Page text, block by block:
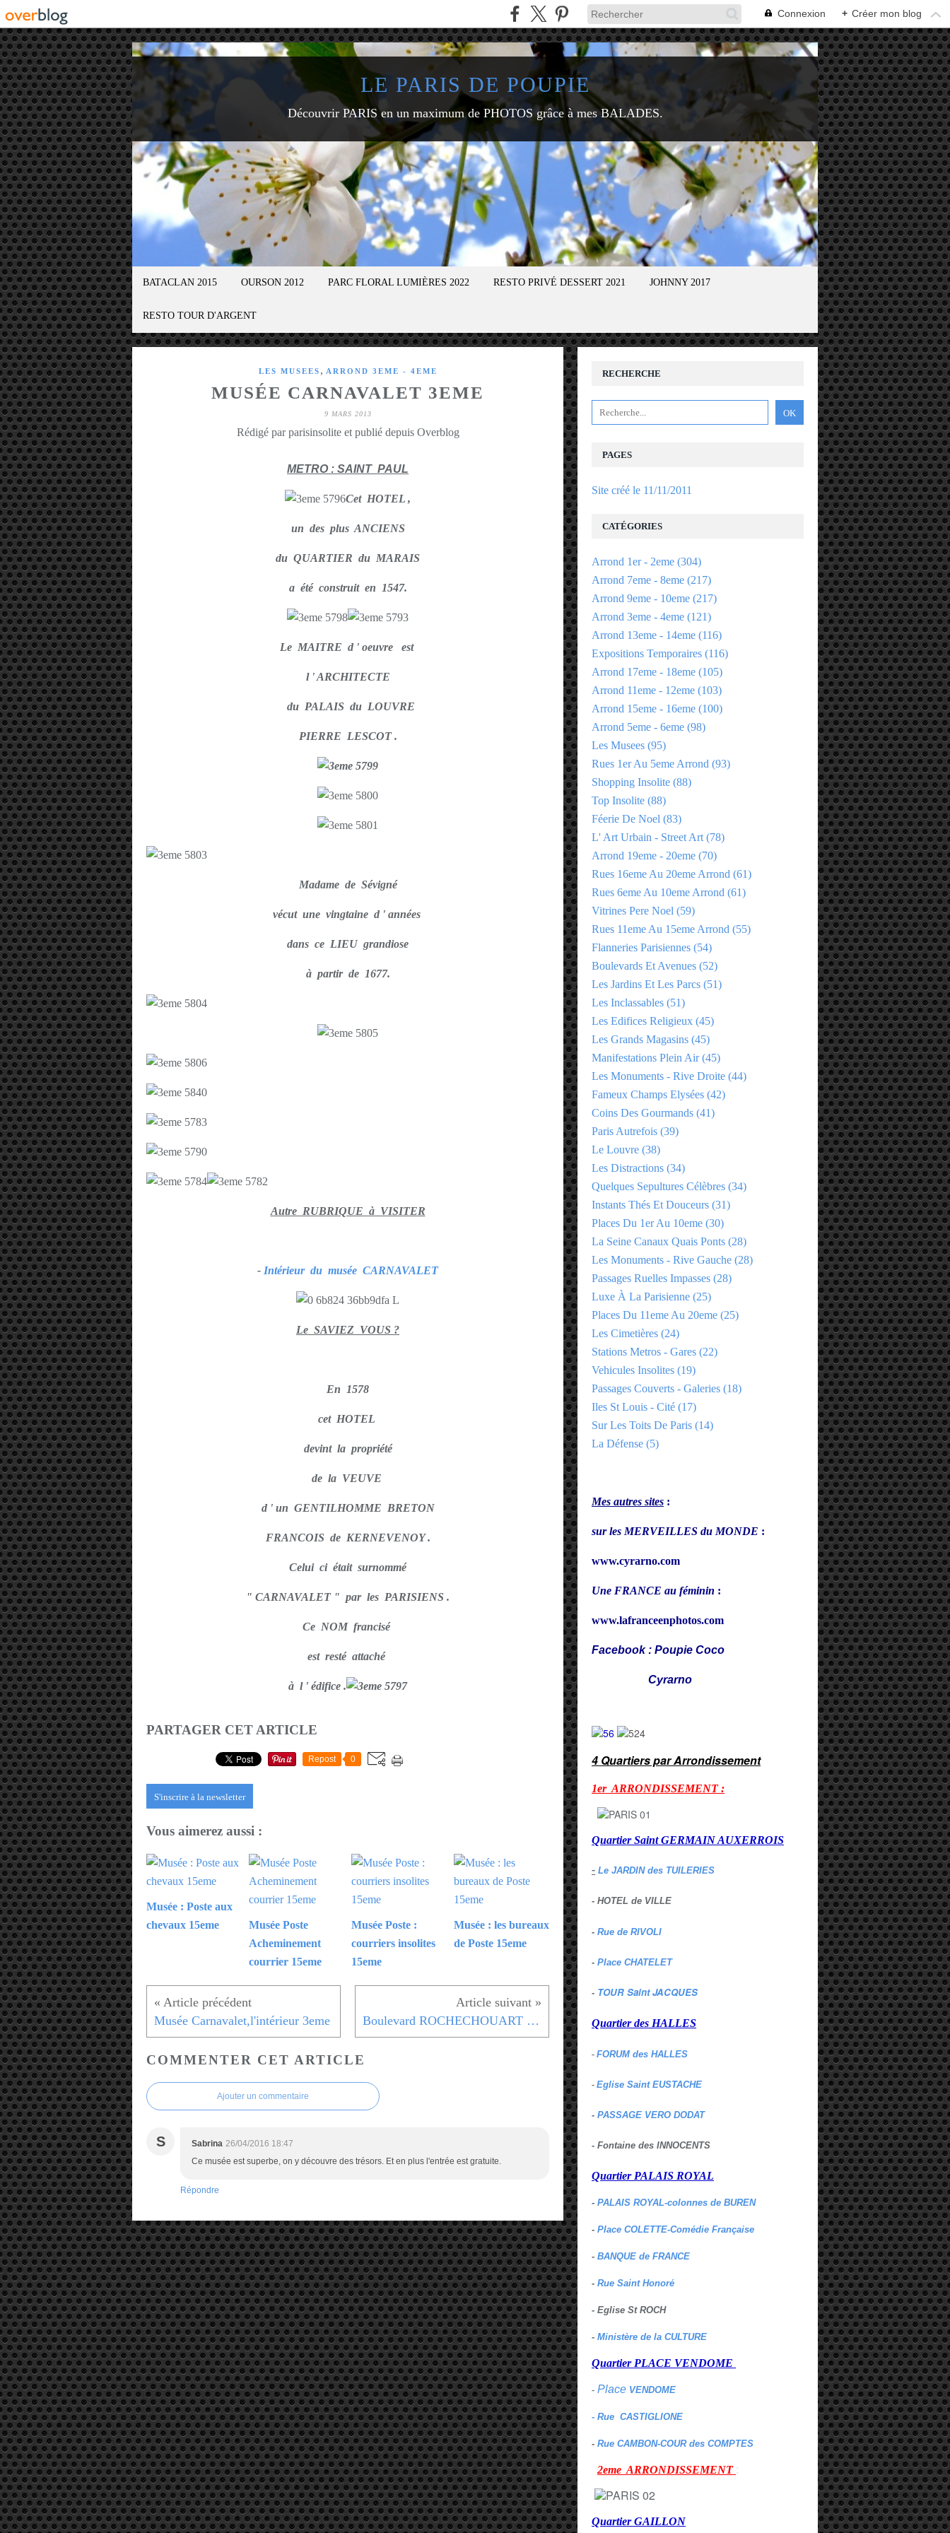
Connexion + Créer mon blog
LE PARIS DE POUPIE
Découvrir PARIS en un maximum de PHOTOS grâce à mes BALADES.
BATACLAN 2015 OURSON 2012 PARC FLORAL LUMIÈRES 2022 RESTO PRIVÉ DESSERT 2021 JOHNNY 2017
RESTO TOUR D'ARGENT
LES MUSEES , ARROND 3EME - 4EME
MUSÉE CARNAVALET 3EME
9 MARS 2013
Rédigé par parisinsolite et publié depuis Overblog
METRO : SAINT PAUL
Cet HOTEL ,
un des plus ANCIENS
du QUARTIER du MARAIS
a été construit en 1547.
Le MAITRE d ' oeuvre est
l ' ARCHITECTE
du PALAIS du LOUVRE
PIERRE LESCOT .
Madame de Sévigné
vécut une vingtaine d ' années
dans ce LIEU grandiose
à partir de 1677.
Autre RUBRIQUE à VISITER
- Intérieur du musée CARNAVALET
Le SAVIEZ VOUS ?
En 1578
cet HOTEL
devint la propriété
de la VEUVE
d ' un GENTILHOMME BRETON
FRANCOIS de KERNEVENOY .
Celui ci était surnommé
" CARNAVALET " par les PARISIENS .
Ce NOM francisé
est resté attaché
à l ' édifice .
PARTAGER CET ARTICLE
Repost 0
S'inscrire à la newsletter
Vous aimerez aussi :
Musée : Poste aux
chevaux 15eme
Musée Poste
Acheminement
courrier 15eme
Musée Poste :
courriers insolites
15eme
Musée : les bureaux
de Poste 15eme
Musée Carnavalet,l'intérieur 3eme Boulevard ROCHECHOUART - 9eme
COMMENTER CET ARTICLE
Ajouter un commentaire
S Sabrina 26/04/2016 18:47
Ce musée est superbe, on y découvre des trésors. Et en plus l'entrée est gratuite.
Répondre
RECHERCHE
PAGES
Site créé le 11/11/2011
CATÉGORIES
Arrond 1er - 2eme (304)
Arrond 7eme - 8eme (217)
Arrond 9eme - 10eme (217)
Arrond 3eme - 4eme (121)
Arrond 13eme - 14eme (116)
Expositions Temporaires (116)
Arrond 17eme - 18eme (105)
Arrond 11eme - 12eme (103)
Arrond 15eme - 16eme (100)
Arrond 5eme - 6eme (98)
Les Musees (95)
Rues 1er Au 5eme Arrond (93)
Shopping Insolite (88)
Top Insolite (88)
Féerie De Noel (83)
L' Art Urbain - Street Art (78)
Arrond 19eme - 20eme (70)
Rues 16eme Au 20eme Arrond (61)
Rues 6eme Au 10eme Arrond (61)
Vitrines Pere Noel (59)
Rues 11eme Au 15eme Arrond (55)
Flanneries Parisiennes (54)
Boulevards Et Avenues (52)
Les Jardins Et Les Parcs (51)
Les Inclassables (51)
Les Edifices Religieux (45)
Les Grands Magasins (45)
Manifestations Plein Air(45)
Les Monuments - Rive Droite (44)
Fameux Champs Elysées (42)
Coins Des Gourmands (41)
Paris Autrefois (39)
Le Louvre (38)
Les Distractions (34)
Quelques Sepultures Célèbres (34)
Instants Thés Et Douceurs (31)
Places Du 1er Au 10eme (30)
La Seine Canaux Quais Ponts (28)
Les Monuments - Rive Gauche (28)
Passages Ruelles Impasses (28)
Luxe À La Parisienne (25)
Places Du 11eme Au 20eme (25)
Les Cimetières (24)
Stations Metros - Gares (22)
Vehicules Insolites (19)
Passages Couverts - Galeries (18)
Iles St Louis - Cité (17)
Sur Les Toits De Paris (14)
La Défense (5)
Mes autres sites :
sur les MERVEILLES du MONDE :
www.cyrarno.com
Une FRANCE au féminin :
www.lafranceenphotos.com
Facebook : Poupie Coco
Cyrarno
4 Quartiers par Arrondissement
1er ARRONDISSEMENT :
Quartier Saint GERMAIN AUXERROIS
- Le JARDIN des TUILERIES
- HOTEL de VILLE
- Rue de RIVOLI
- Place CHATELET
- TOUR Saint JACQUES
Quartier des HALLES
- FORUM des HALLES
- Eglise Saint EUSTACHE
- PASSAGE VERO DODAT
- Fontaine des INNOCENTS
Quartier PALAIS ROYAL
- PALAIS ROYAL-colonnes de BUREN
- Place COLETTE-Comédie Française
- BANQUE de FRANCE
- Rue Saint Honoré
- Eglise St ROCH
- Ministère de la CULTURE
Quartier PLACE VENDOME
- Place VENDOME
- Rue CASTIGLIONE
- Rue CAMBON-COUR des COMPTES
2eme ARRONDISSEMENT :
Quartier GAILLON